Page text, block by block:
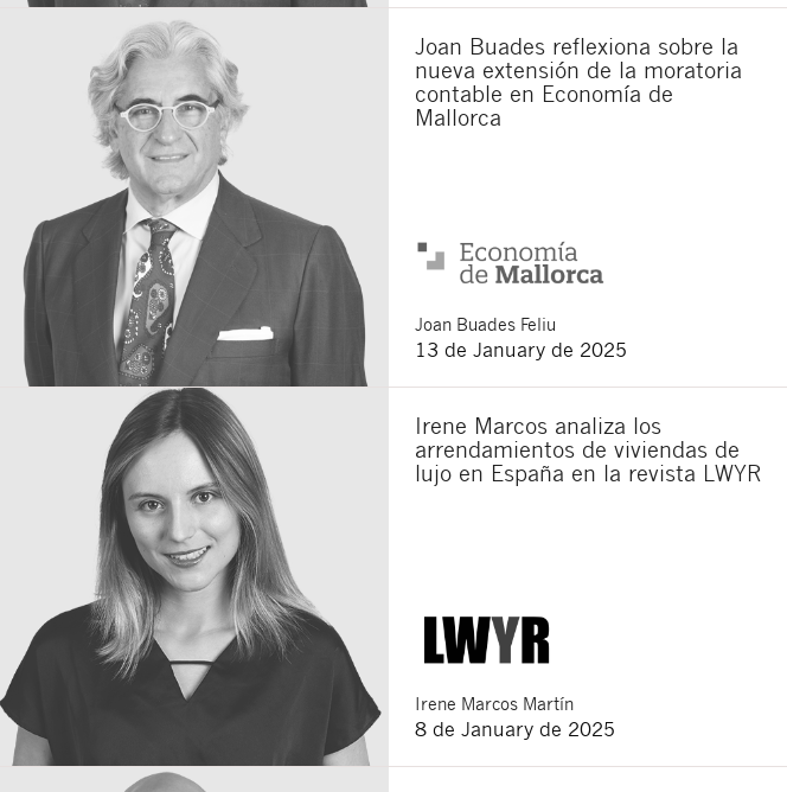
Joan Buades reflexiona sobre la
nueva extensión de la moratoria
contable en Economía de
Mallorca
Joan Buades Feliu
13 de January de 2025
Irene Marcos analiza los
arrendamientos de viviendas de
lujo en España en la revista LWYR
Irene Marcos Martín
8 de January de 2025